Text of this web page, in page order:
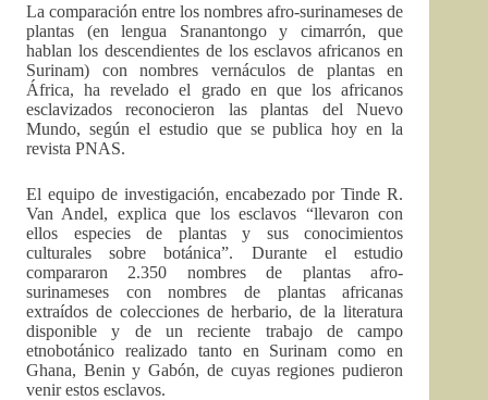
La comparación entre los nombres afro-surinameses de
plantas (en lengua Sranantongo y cimarrón, que
hablan los descendientes de los esclavos africanos en
Surinam) con nombres vernáculos de plantas en
África, ha revelado el grado en que los africanos
esclavizados reconocieron las plantas del Nuevo
Mundo, según el estudio que se publica hoy en la
revista PNAS.
El equipo de investigación, encabezado por Tinde R.
Van Andel, explica que los esclavos “llevaron con
ellos especies de plantas y sus conocimientos
culturales sobre botánica”. Durante el estudio
compararon 2.350 nombres de plantas afro-
surinameses con nombres de plantas africanas
extraídos de colecciones de herbario, de la literatura
disponible y de un reciente trabajo de campo
etnobotánico realizado tanto en Surinam como en
Ghana, Benin y Gabón, de cuyas regiones pudieron
venir estos esclavos.